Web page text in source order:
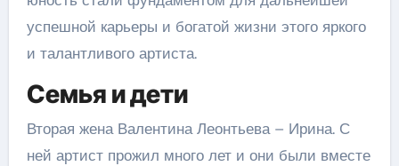
успешной карьеры и богатой жизни этого яркого
и талантливого артиста.
Семья и дети
Вторая жена Валентина Леонтьева – Ирина. С
ней артист прожил много лет и они были вместе